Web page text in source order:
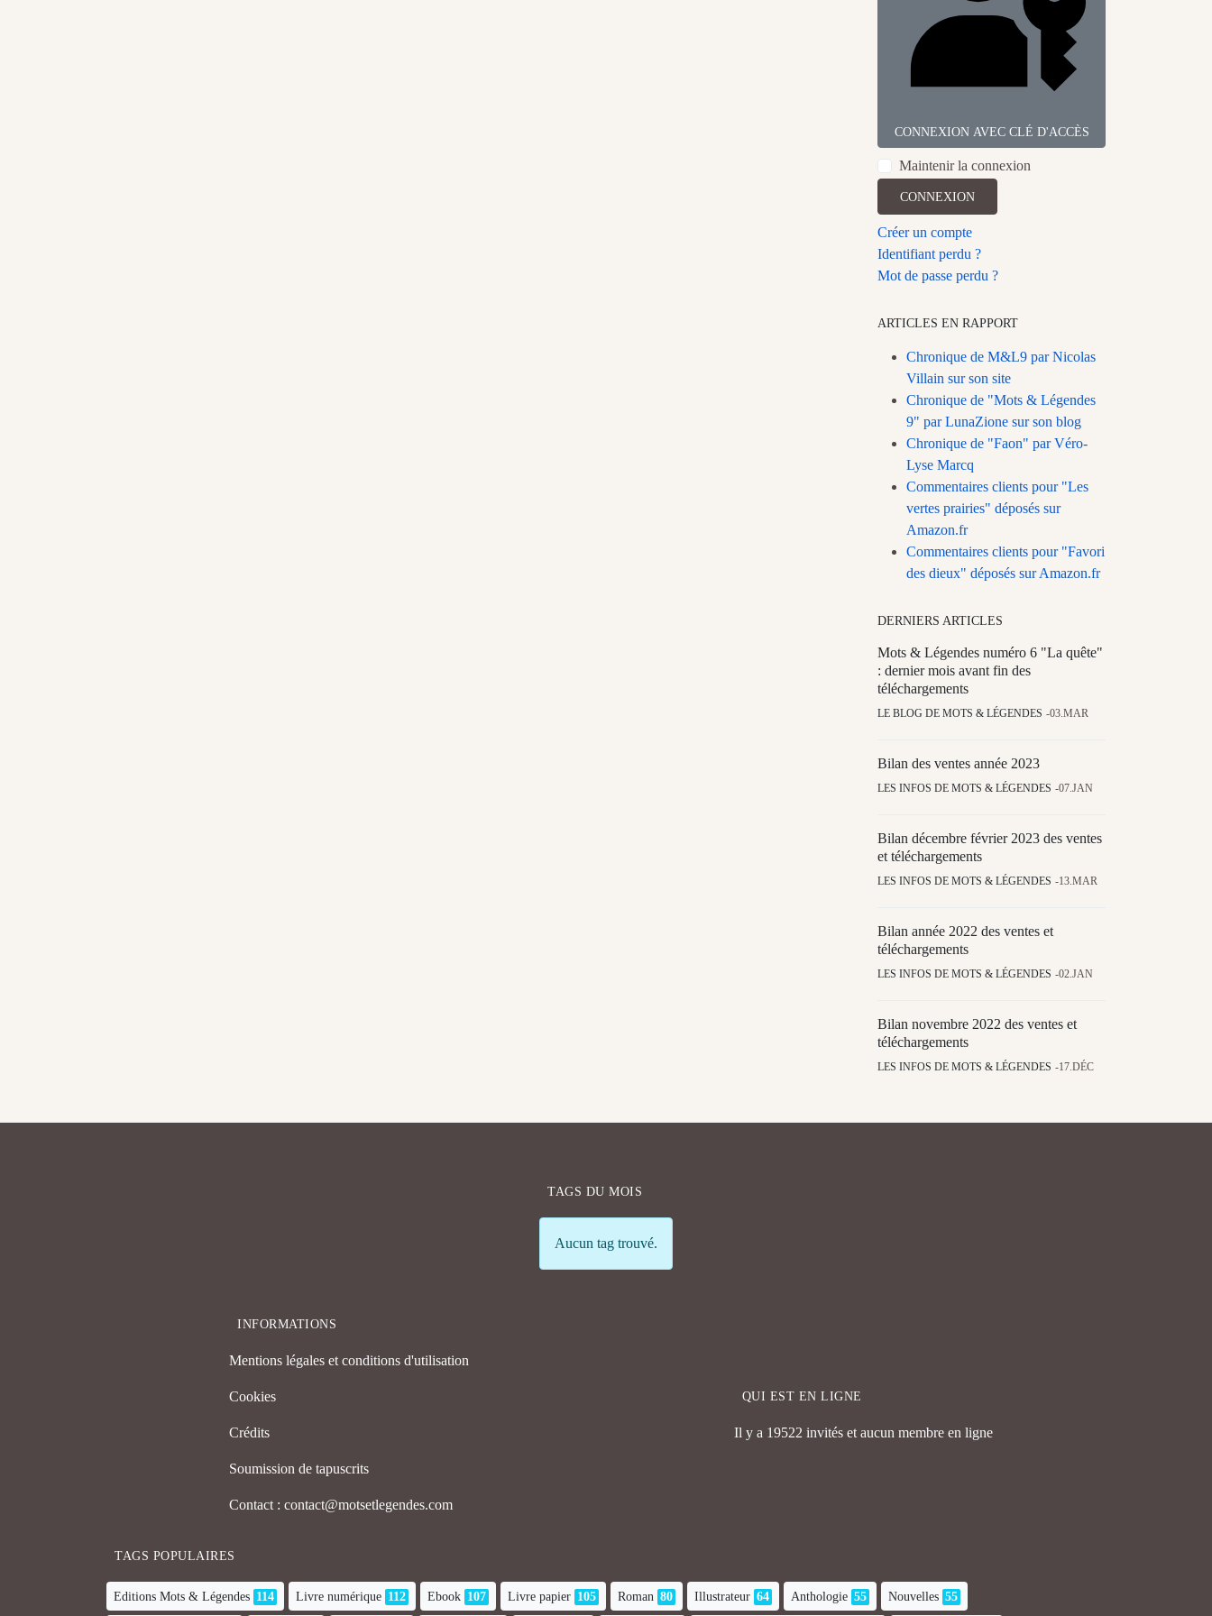
CONNEXION AVEC CLÉ D'ACCÈS
Maintenir la connexion
CONNEXION
Créer un compte
Identifiant perdu ?
Mot de passe perdu ?
ARTICLES EN RAPPORT
Chronique de M&L9 par Nicolas
Villain sur son site
Chronique de "Mots & Légendes
9" par LunaZione sur son blog
Chronique de "Faon" par Véro-
Lyse Marcq
Commentaires clients pour "Les
vertes prairies" déposés sur
Amazon.fr
Commentaires clients pour "Favori
des dieux" déposés sur Amazon.fr
DERNIERS ARTICLES
Mots & Légendes numéro 6 "La quête"
: dernier mois avant fin des
téléchargements
LE BLOG DE MOTS & LÉGENDES 03.MAR
Bilan des ventes année 2023
LES INFOS DE MOTS & LÉGENDES 07.JAN
Bilan décembre février 2023 des ventes
et téléchargements
LES INFOS DE MOTS & LÉGENDES 13.MAR
Bilan année 2022 des ventes et
téléchargements
LES INFOS DE MOTS & LÉGENDES 02.JAN
Bilan novembre 2022 des ventes et
téléchargements
LES INFOS DE MOTS & LÉGENDES 17.DÉC
TAGS DU MOIS
Info
Aucun tag trouvé.
INFORMATIONS
Mentions légales et conditions d'utilisation
Cookies
Crédits
Soumission de tapuscrits
Contact : contact@motsetlegendes.com
QUI EST EN LIGNE
Il y a 19522 invités et aucun membre en ligne
TAGS POPULAIRES
Editions Mots & Légendes 114 Livre numérique 112 Ebook 107 Livre papier 105 Roman 80 Illustrateur 64 Anthologie 55 Nouvelles 55